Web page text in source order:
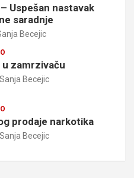
Uspešan nastavak
saradnje
Becejic
zamrzivaču
Sanja Becejic
prodaje narkotika
Sanja Becejic